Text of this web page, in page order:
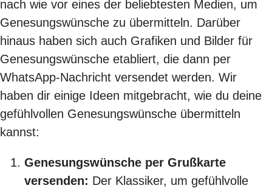
nach wie vor eines der beliebtesten Medien, um
Genesungswünsche zu übermitteln. Darüber
hinaus haben sich auch Grafiken und Bilder für
Genesungswünsche etabliert, die dann per
WhatsApp-Nachricht versendet werden. Wir
haben dir einige Ideen mitgebracht, wie du deine
gefühlvollen Genesungswünsche übermitteln
kannst:
Genesungswünsche per Grußkarte
versenden: Der Klassiker, um gefühlvolle